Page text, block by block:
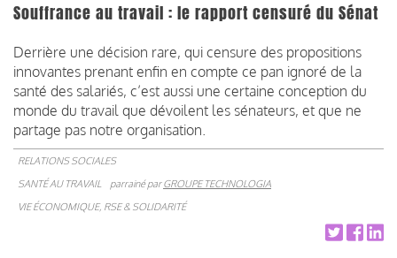
Souffrance au travail : le rapport censuré du Sénat
Derrière une décision rare, qui censure des propositions
innovantes prenant enfin en compte ce pan ignoré de la
santé des salariés, c’est aussi une certaine conception du
monde du travail que dévoilent les sénateurs, et que ne
partage pas notre organisation.
RELATIONS SOCIALES
SANTÉ AU TRAVAIL
parrainé parGROUPE TECHNOLOGIA
VIE ÉCONOMIQUE, RSE & SOLIDARITÉ